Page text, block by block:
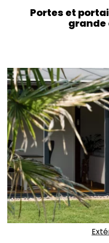
Portes et
grande